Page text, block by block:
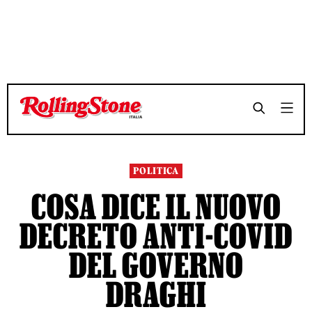
TEMPO DI LETTURA 4 MINUTI SHARE
TEMPO DI LETTURA 4 MINUTI SHARE
POLITICA
COSA DICE IL NUOVO
DECRETO ANTI-COVID
DEL GOVERNO
DRAGHI